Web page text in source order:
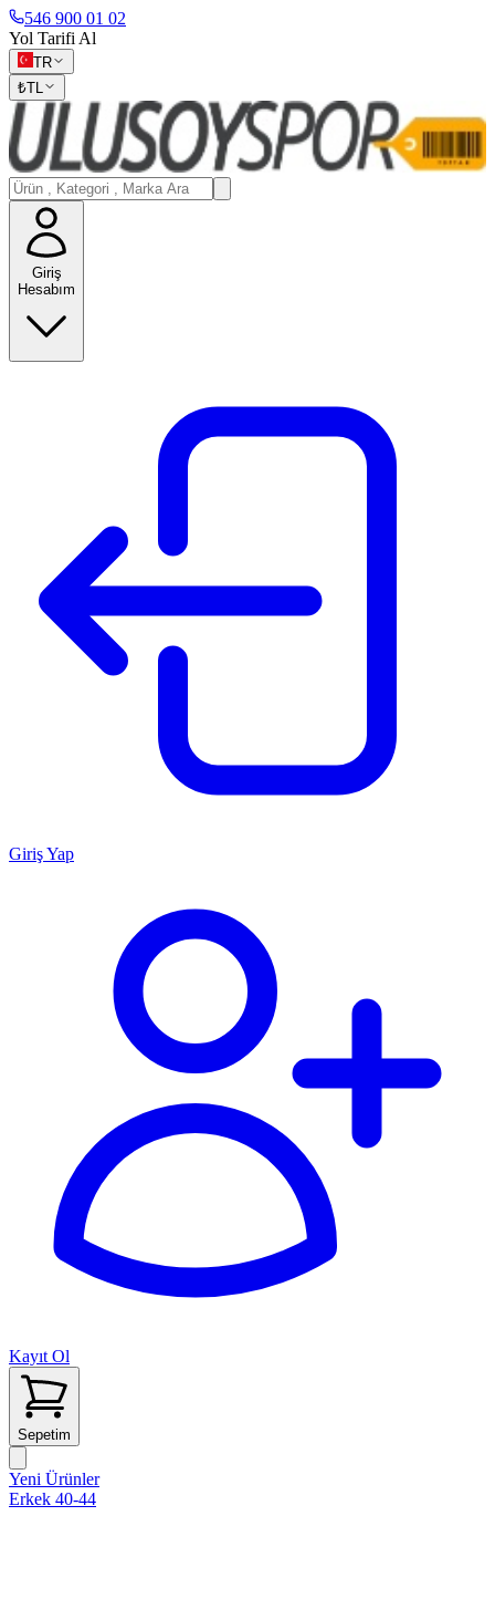
546 900 01 02
Yol Tarifi Al
TR
₺TL
Giriş
Hesabım
Giriş Yap
Kayıt Ol
Sepetim
Yeni Ürünler
Erkek 40-44